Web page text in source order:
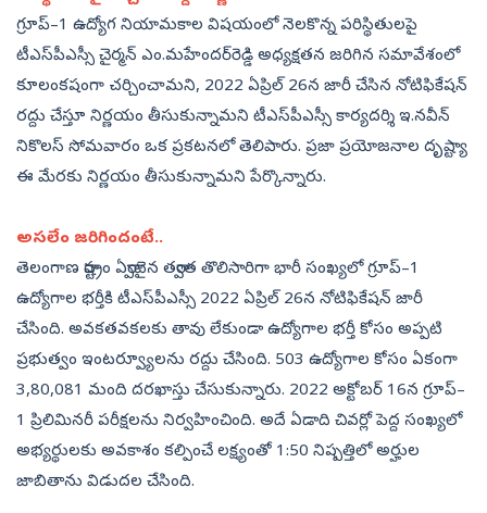
గ్రూప్‌–1 ఉద్యోగ నియామకాల విషయంలో నెలకొన్న పరిస్థితులపై
టీఎస్‌పీఎస్సీ చైర్మన్‌ ఎం.మహేందర్‌రెడ్డి అధ్యక్షతన జరిగిన సమావేశంలో
కూలంకషంగా చర్చించామని, 2022 ఏప్రిల్‌ 26న జారీ చేసిన నోటిఫికేషన్‌
రద్దు చేస్తూ నిర్ణయం తీసుకున్నామని టీఎస్‌పీఎస్సీ కార్యదర్శి ఇ.నవీన్‌
నికొలస్‌ సోమవారం ఒక ప్రకటనలో తెలిపారు. ప్రజా ప్రయోజనాల దృష్ట్యా
ఈ మేరకు నిర్ణయం తీసుకున్నామని పేర్కొన్నారు.
అసలేం జరిగిందంటే..
తెలంగాణ రాష్ట్రం ఏర్పాటైన తర్వాత తొలిసారిగా భారీ సంఖ్యలో గ్రూప్‌–1
ఉద్యోగాల భర్తీకి టీఎస్‌పీఎస్సీ 2022 ఏప్రిల్‌ 26న నోటిఫికేషన్‌ జారీ
చేసింది. అవకతవకలకు తావు లేకుండా ఉద్యోగాల భర్తీ కోసం అప్పటి
ప్రభుత్వం ఇంటర్వ్యూలను రద్దు చేసింది. 503 ఉద్యోగాల కోసం ఏకంగా
3,80,081 మంది దరఖాస్తు చేసుకున్నారు. 2022 అక్టోబర్‌ 16న గ్రూప్‌–
1 ప్రిలిమినరీ పరీక్షలను నిర్వహించింది. అదే ఏడాది చివర్లో పెద్ద సంఖ్యలో
అభ్యర్థులకు అవకాశం కల్పించే లక్ష్యంతో 1:50 నిష్పత్తిలో అర్హుల
జాబితాను విడుదల చేసింది.